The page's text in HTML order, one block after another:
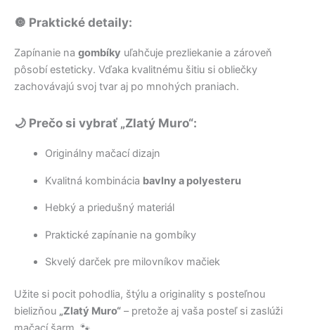
🔘 Praktické detaily:
Zapínanie na gombíky uľahčuje prezliekanie a zároveň
pôsobí esteticky. Vďaka kvalitnému šitiu si obliečky
zachovávajú svoj tvar aj po mnohých praniach.
🌙 Prečo si vybrať „Zlatý Muro“:
Originálny mačací dizajn
Kvalitná kombinácia bavlny a polyesteru
Hebký a priedušný materiál
Praktické zapínanie na gombíky
Skvelý darček pre milovníkov mačiek
Užite si pocit pohodlia, štýlu a originality s posteľnou
bielizňou „Zlatý Muro“ – pretože aj vaša posteľ si zaslúži